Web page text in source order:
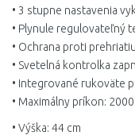
• 3 stupne nastavenia
• Plynule regulovateľný
• Ochrana proti prehriatiu
• Svetelná kontrolka
• Integrované rukoväte
• Maximálny príkon:
• Výška: 44 cm